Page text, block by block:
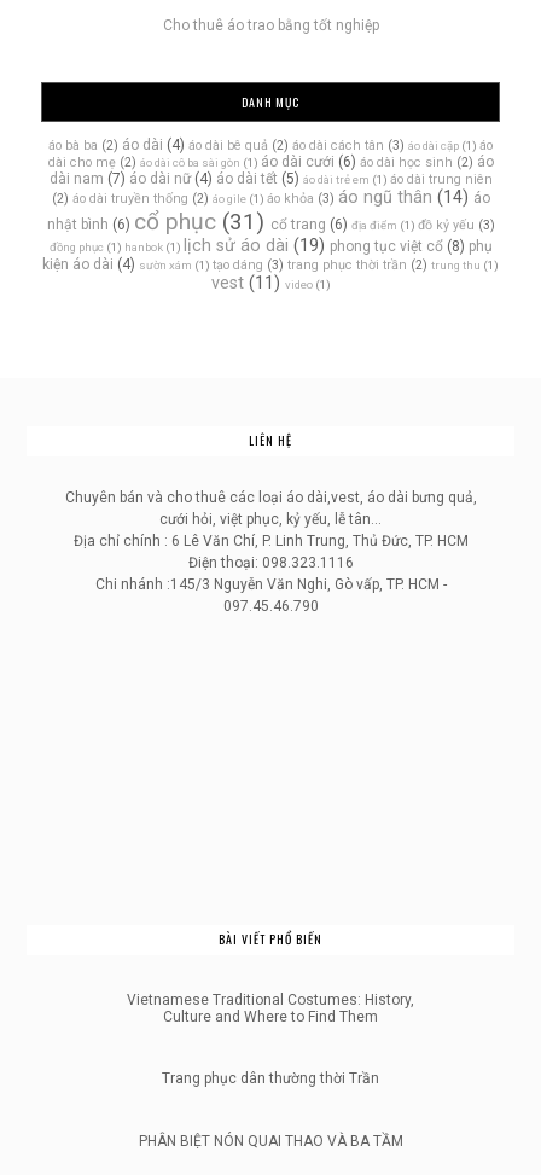
Cho thuê áo trao bằng tốt nghiệp
DANH MỤC
áo bà ba (2) áo dài (4) áo dài bê quả (2) áo dài cách tân (3) áo dài cặp (1) áo
dài cho mẹ (2) áo dài cô ba sài gòn (1) áo dài cưới (6) áo dài học sinh (2) áo
dài nam (7) áo dài nữ (4) áo dài tết (5) áo dài trẻ em (1) áo dài trung niên
(2) áo dài truyền thống (2) áo gile (1) áo khỏa (3) áo ngũ thân (14) áo
nhật bình (6) cổ phục (31) cổ trang (6) địa điểm (1) đồ kỷ yếu (3)
đồng phục (1) hanbok (1) lịch sử áo dài (19) phong tục việt cổ (8) phụ
kiện áo dài (4) sườn xám (1) tạo dáng (3) trang phục thời trần (2) trung thu (1)
vest (11) video (1)
LIÊN HỆ
Chuyên bán và cho thuê các loại áo dài,vest, áo dài bưng quả,
cưới hỏi, việt phục, kỷ yếu, lễ tân...
Địa chỉ chính : 6 Lê Văn Chí, P. Linh Trung, Thủ Đức, TP. HCM
Điện thoại: 098.323.1116
Chi nhánh :145/3 Nguyễn Văn Nghi, Gò vấp, TP. HCM -
097.45.46.790
BÀI VIẾT PHỔ BIẾN
Vietnamese Traditional Costumes: History,
Culture and Where to Find Them
Trang phục dân thường thời Trần
PHÂN BIỆT NÓN QUAI THAO VÀ BA TẦM